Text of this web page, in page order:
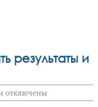
результаты и
к
записи
отключены